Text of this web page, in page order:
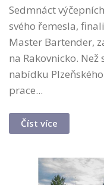
Sedmnáct
svého řemesla,
Master Bartender,
na Rakovnicko.
nabídku
prace...
Číst více